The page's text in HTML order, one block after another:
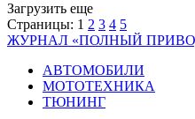
Загрузить еще
Страницы: 1 2 3 4 5
ЖУРНАЛ «ПОЛНЫЙ
АВТОМОБИЛИ
МОТОТЕХНИКА
ТЮНИНГ